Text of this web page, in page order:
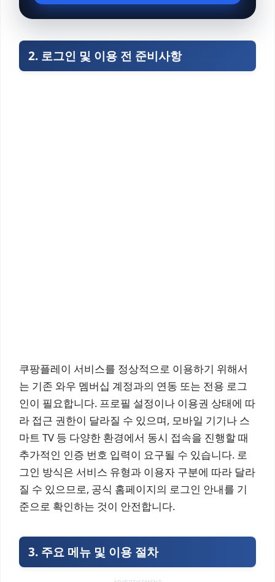
2. 로그인 및 이용 전 준비사항
쿠팡플레이 서비스를 정상적으로 이용하기 위해서
는 기존 와우 멤버십 계정과의 연동 또는 전용 로그
인이 필요합니다. 프로필 설정이나 이용권 상태에 따
라 접근 권한이 달라질 수 있으며, 모바일 기기나 스
마트 TV 등 다양한 환경에서 동시 접속을 진행할 때
추가적인 인증 번호 입력이 요구될 수 있습니다. 로
그인 방식은 서비스 유형과 이용자 구분에 따라 달라
질 수 있으므로, 공식 홈페이지의 로그인 안내를 기
준으로 확인하는 것이 안전합니다.
3. 주요 메뉴 및 이용 절차